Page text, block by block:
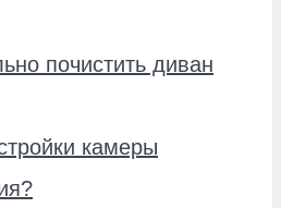
почистить диван
камеры